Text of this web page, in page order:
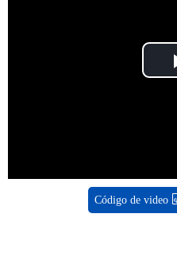
Código de video